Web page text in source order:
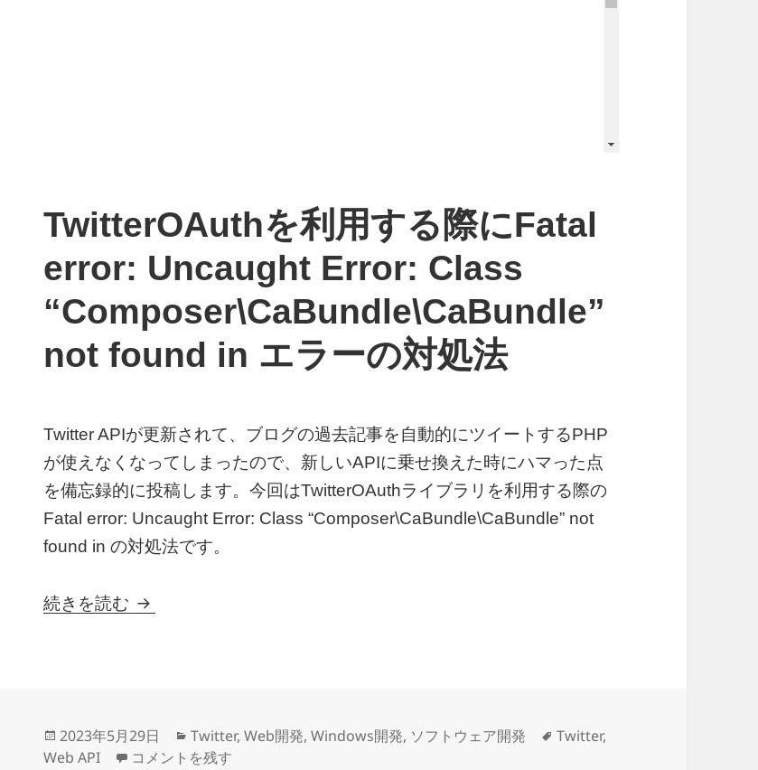
TwitterOAuthを利用する際にFatal
error: Uncaught Error: Class
“Composer\CaBundle\CaBundle”
not found in エラーの対処法
Twitter APIが更新されて、ブログの過去記事を自動的にツイートするPHP
が使えなくなってしまったので、新しいAPIに乗せ換えた時にハマった点
を備忘録的に投稿します。今回はTwitterOAuthライブラリを利用する際の
Fatal error: Uncaught Error: Class “Composer\CaBundle\CaBundle” not
found in の対処法です。
続きを読む TwitterOAuthを利用する際にFatal error: Uncaught Error: Class
投
稿
2023年5月29日
カ
テ
Twitter,Web開発,Windows開発, ソフトウェア開発
タ
Twitter,
Web API
TwitterOAuthを利用する際にFatal error: Uncaught Error: Class
コメントを残す